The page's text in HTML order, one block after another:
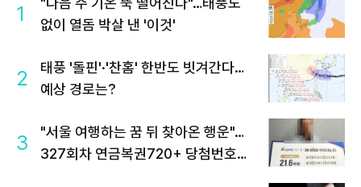
1
없이 열돔 박살 낸 '이것'
2
태풍 '돌핀'·'찬홈' 한반도 빗겨간다…
예상 경로는?
3
"서울 여행하는 꿈 뒤 찾아온 행운"…
327회차 연금복권720+ 당첨번호조